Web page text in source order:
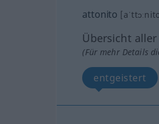
attonito
Übersicht
(Für mehr Details
entgeistert